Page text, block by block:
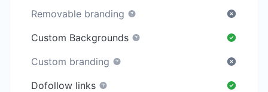
Removable branding
Custom Backgrounds
Custom branding
Dofollow links